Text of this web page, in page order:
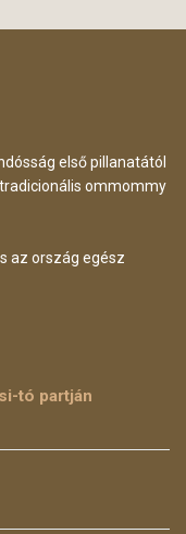
első pillanatától
ommommy
az ország egész
tó partján